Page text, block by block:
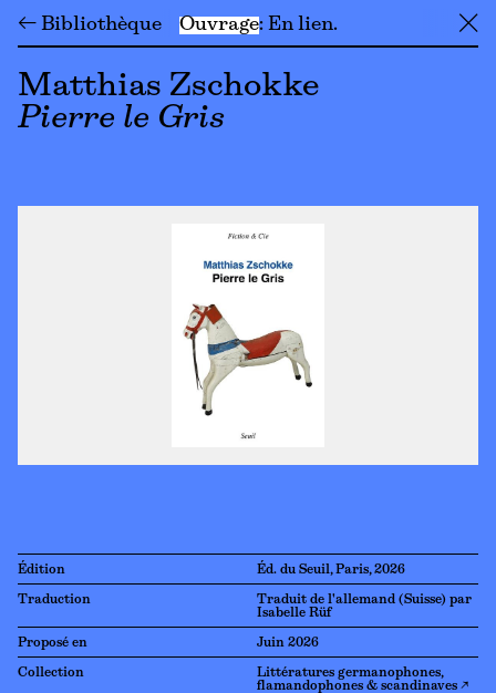
← Bibliothèque Ouvrage En lien ╳
Matthias Zschokke
Pierre le Gris
Édition Éd. du Seuil, Paris, 2026
Traduction
Traduit de l'allemand (Suisse) par
Isabelle Rüf
Proposé en Juin 2026
Collection
Littératures germanophones,
flamandophones & scandinaves ↗